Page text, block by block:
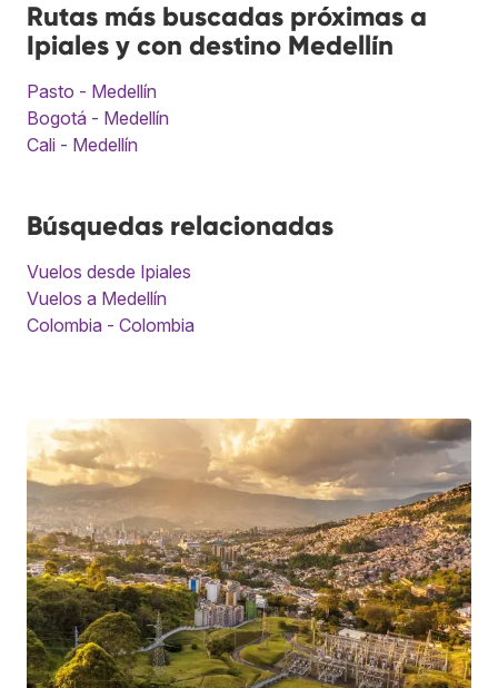
Rutas más buscadas próximas a
Ipiales y con destino Medellín
Pasto - Medellín
Bogotá - Medellín
Cali - Medellín
Búsquedas relacionadas
Vuelos desde Ipiales
Vuelos a Medellín
Colombia - Colombia